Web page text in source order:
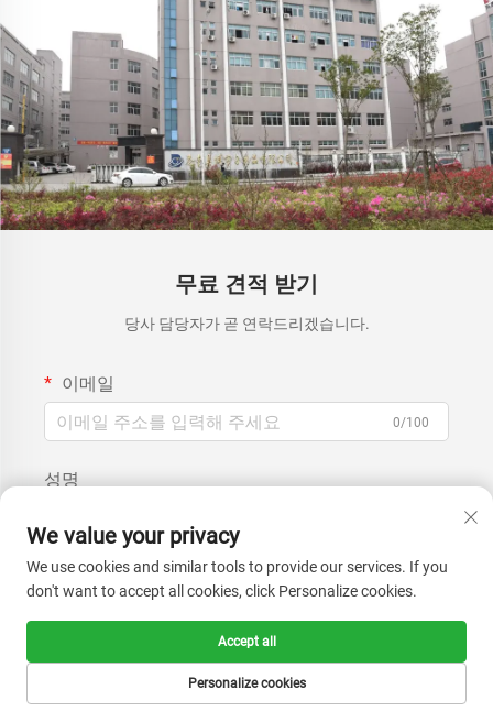
무료 견적 받기
당사 담당자가 곧 연락드리겠습니다.
이메일
0/100
성명
기업명
We value your privacy
We use cookies and similar tools to provide our services. If you
don't want to accept all cookies, click Personalize cookies.
Personalize cookies
Accept all